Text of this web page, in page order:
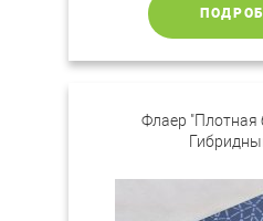
Флаер "Плотная